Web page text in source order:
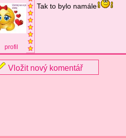
profil
Tak to bylo namále
Vložit nový komentář